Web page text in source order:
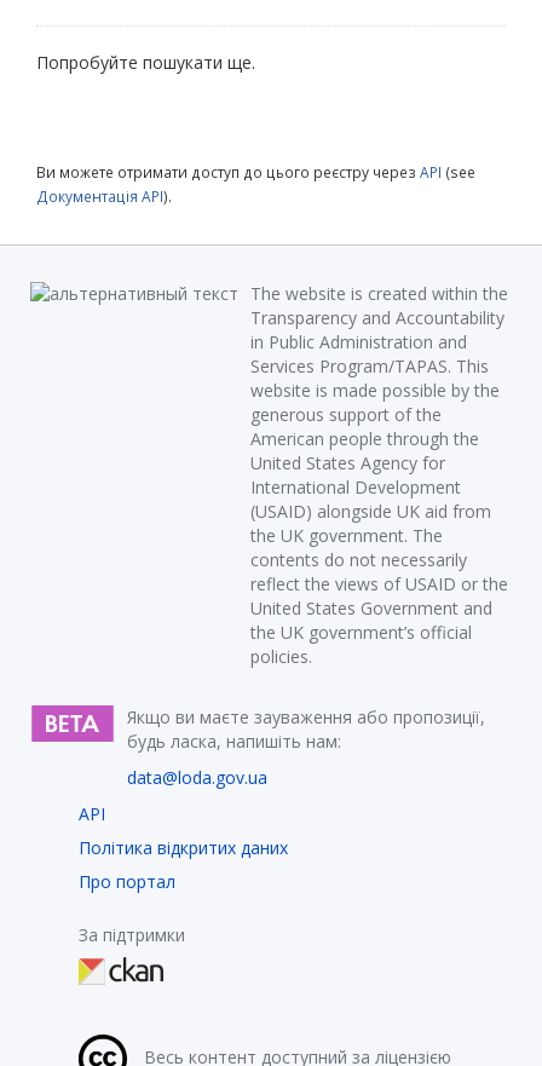
Попробуйте пошукати ще.
Ви можете отримати доступ до цього реєстру через API (see
Документація API).
The website is created within the
Transparency and Accountability
in Public Administration and
Services Program/TAPAS. This
website is made possible by the
generous support of the
American people through the
United States Agency for
International Development
(USAID) alongside UK aid from
the UK government. The
contents do not necessarily
reflect the views of USAID or the
United States Government and
the UK government’s official
policies.
Якщо ви маєте зауваження або пропозиції,
будь ласка, напишіть нам:
data@loda.gov.ua
API
Політика відкритих даних
Про портал
За підтримки
Весь контент доступний за ліцензією